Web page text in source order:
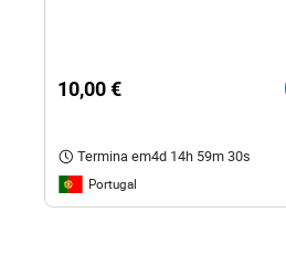
10,00 €
Termina em4d 14h 59m 29s
Portugal